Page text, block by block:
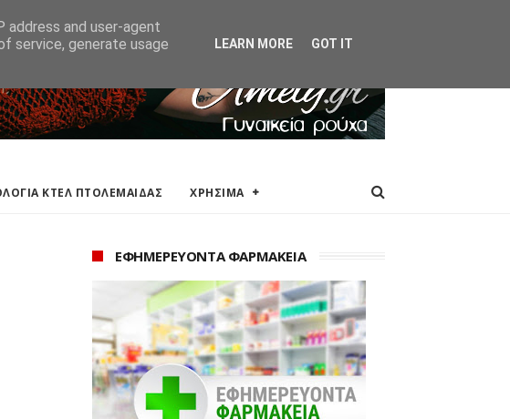
ΚΤΕΛ ΠΤΟΛΕΜΑΙΔΑΣ ΧΡΗΣΙΜΑ
ΕΦΗΜΕΡΕΥΟΝΤΑ ΦΑΡΜΑΚΕΙΑ
address and user-agent
service, generate usage
LEARN MORE GOT IT